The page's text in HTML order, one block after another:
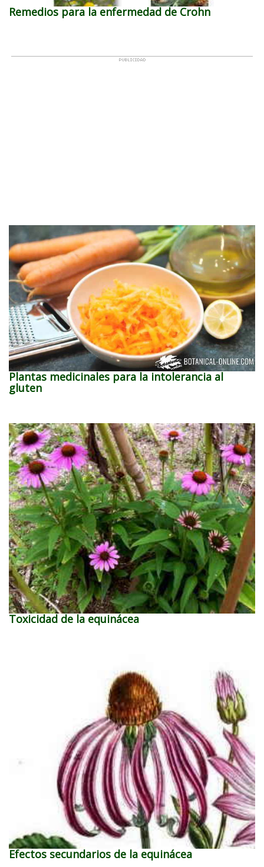
Remedios para la enfermedad de Crohn
Plantas medicinales para la intolerancia al
gluten
Toxicidad de la equinácea
Efectos secundarios de la equinácea